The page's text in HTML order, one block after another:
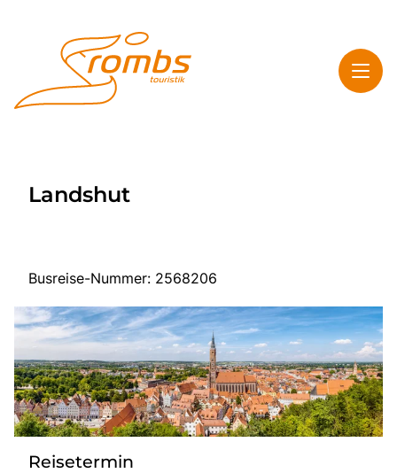
Highlights
Start
Mehrtagesreisen
Tagesreisen
Bus anmieten
Rombs Touristik
Landshut
Busreise-Nummer: 2568206
Reisetermin